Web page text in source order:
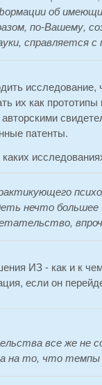
об
по-Вашему,
справляется
их как
патенты.
нечто
ИЗ - как и к
если он
все же не
на то, что темпы